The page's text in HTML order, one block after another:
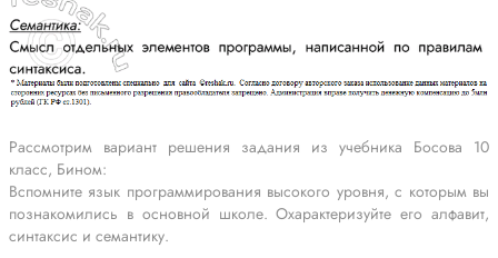
Рассмотрим вариант решения задания из учебника Босова 10
класс, Бином:
Вспомните язык программирования высокого уровня, с которым вы
познакомились в основной школе. Охарактеризуйте его алфавит,
синтаксис и семантику.